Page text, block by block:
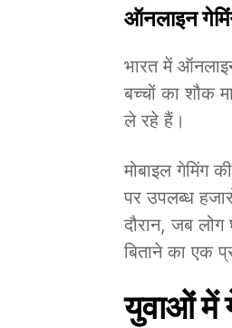
ऑनलाइन
भारत में
बच्चों का शौक
ले रहे हैं।
मोबाइल गेमिंग
पर उपलब्ध
दौरान, जब
बिताने का एक
युवाओं में